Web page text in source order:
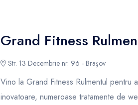
Grand Fitness
Str. 13 Decembrie nr. 96 - Brașov
Vino la Grand Fitness Rulmentul
inovatoare, numeroase tratamente de